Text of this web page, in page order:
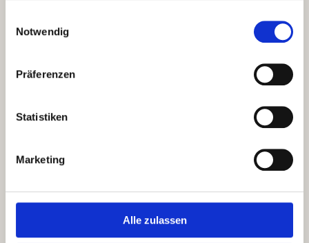
Notwendig
Präferenzen
Statistiken
Marketing
Alle zulassen